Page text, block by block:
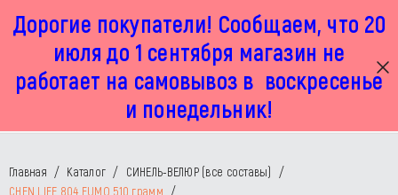
Дорогие покупатели! Сообщаем, что 20
июля до 1 сентября магазин не
работает на самовывоз в воскресенье
и понедельник!
г. Москва, Маленковская 32 стр 2А
пн-пт с 11:00 до 19:00, сб с 11:00 до 17:00
+7 925 449 67 92
Главная / Каталог / СИНЕЛЬ-ВЕЛЮР (все составы)
/
CHEN.LIFE 804 FUMO 510 грамм /